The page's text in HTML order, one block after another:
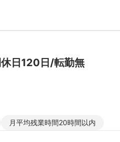
休日120日/転勤無
月平均残業時間20時間以内